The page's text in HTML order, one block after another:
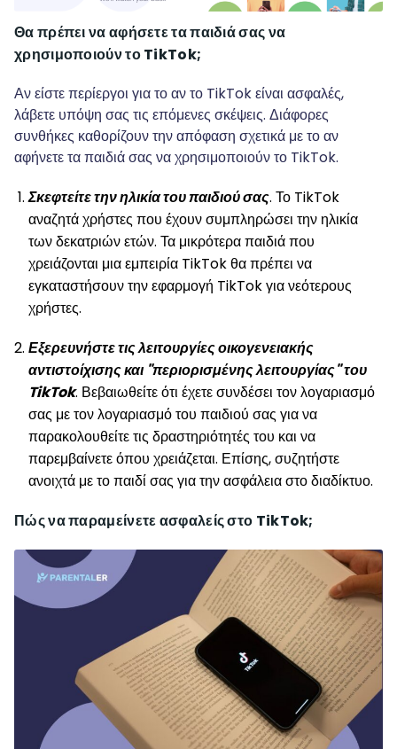
Θα πρέπει να αφήσετε τα παιδιά σας να
χρησιμοποιούν το TikTok;
Αν είστε περίεργοι για το αν το TikTok είναι ασφαλές,
λάβετε υπόψη σας τις επόμενες σκέψεις. Διάφορες
συνθήκες καθορίζουν την απόφαση σχετικά με το αν
αφήνετε τα παιδιά σας να χρησιμοποιούν το TikTok.
Σκεφτείτε την ηλικία του παιδιού σας. Το TikTok
αναζητά χρήστες που έχουν συμπληρώσει την ηλικία
των δεκατριών ετών. Τα μικρότερα παιδιά που
χρειάζονται μια εμπειρία TikTok θα πρέπει να
εγκαταστήσουν την εφαρμογή TikTok για νεότερους
χρήστες.
Εξερευνήστε τις λειτουργίες οικογενειακής
αντιστοίχισης και "περιορισμένης λειτουργίας" του
TikTok. Βεβαιωθείτε ότι έχετε συνδέσει τον λογαριασμό
σας με τον λογαριασμό του παιδιού σας για να
παρακολουθείτε τις δραστηριότητές του και να
παρεμβαίνετε όπου χρειάζεται. Επίσης, συζητήστε
ανοιχτά με το παιδί σας για την ασφάλεια στο διαδίκτυο.
Πώς να παραμείνετε ασφαλείς στο TikTok;